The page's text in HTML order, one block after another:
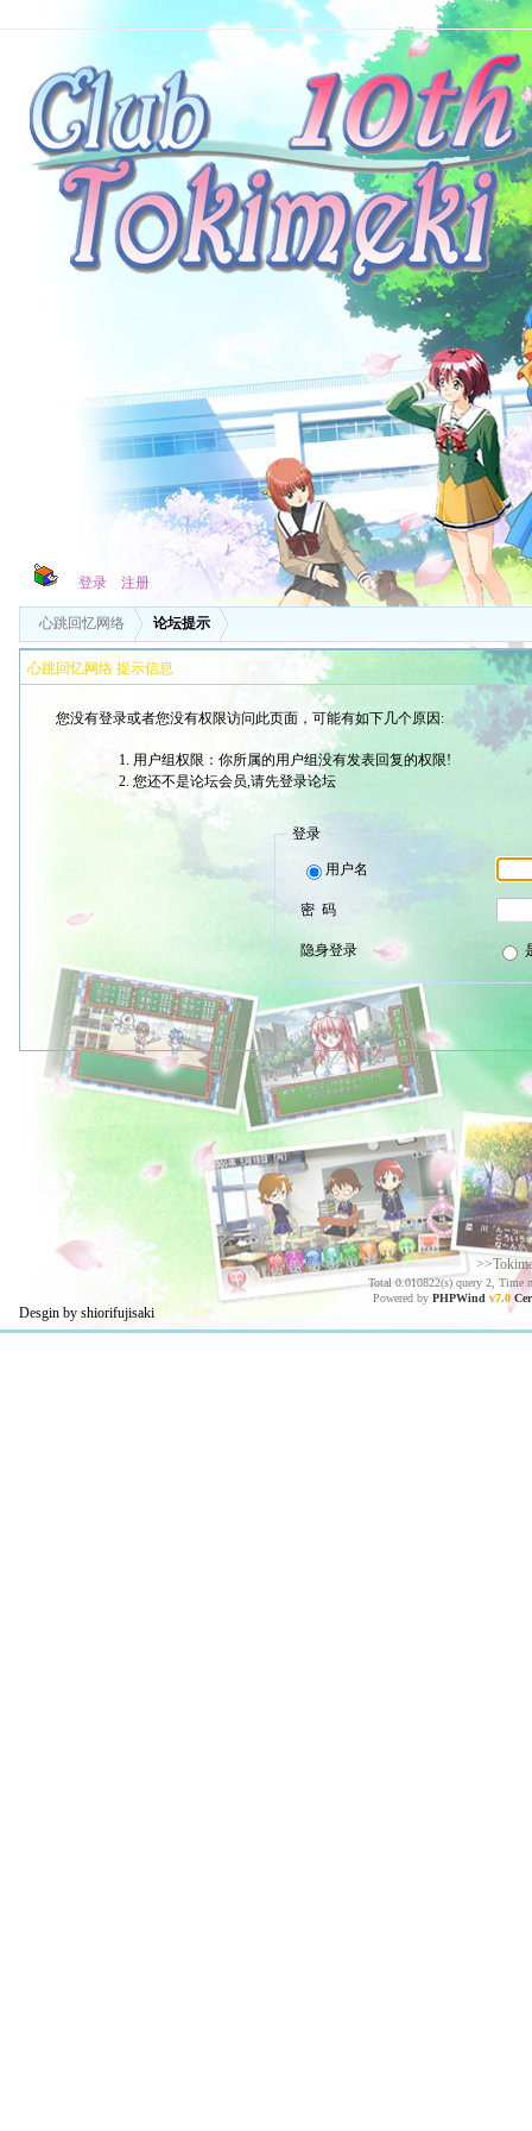
登录 注册
心跳回忆网络 论坛提示
心跳回忆网络 提示信息
您没有登录或者您没有权限访问此页面，可能有如下几个原因:
用户组权限：你所属的用户组没有发表回复的权限!
您还不是论坛会员,请先登录论坛
登录
用户名
密 码
隐身登录
Total 0.010822(s) query 2, Time
Powered by PHPWind v7.0
Desgin by shiorifujisaki